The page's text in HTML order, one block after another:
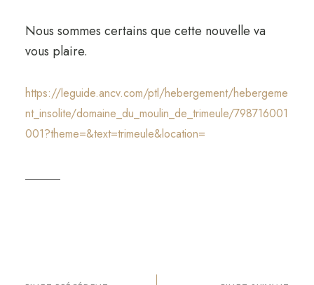
Nous sommes certains que cette nouvelle va
vous plaire.
https://leguide.ancv.com/ptl/hebergement/hebergeme
nt_insolite/domaine_du_moulin_de_trimeule/798716001
001?theme=&text=trimeule&location=